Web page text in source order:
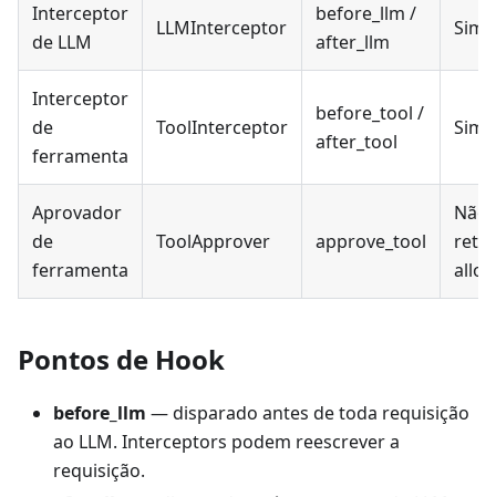
Interceptor
de LLM
LLMInterceptor
before_llm /
after_llm
Sim
Interceptor
de
ferramenta
ToolInterceptor
before_tool /
after_tool
Sim
Aprovador
de
ferramenta
ToolApprover approve_tool
Não,
Pontos de Hook
before_llm — disparado antes de toda requisição
ao LLM. Interceptors podem reescrever a
requisição.